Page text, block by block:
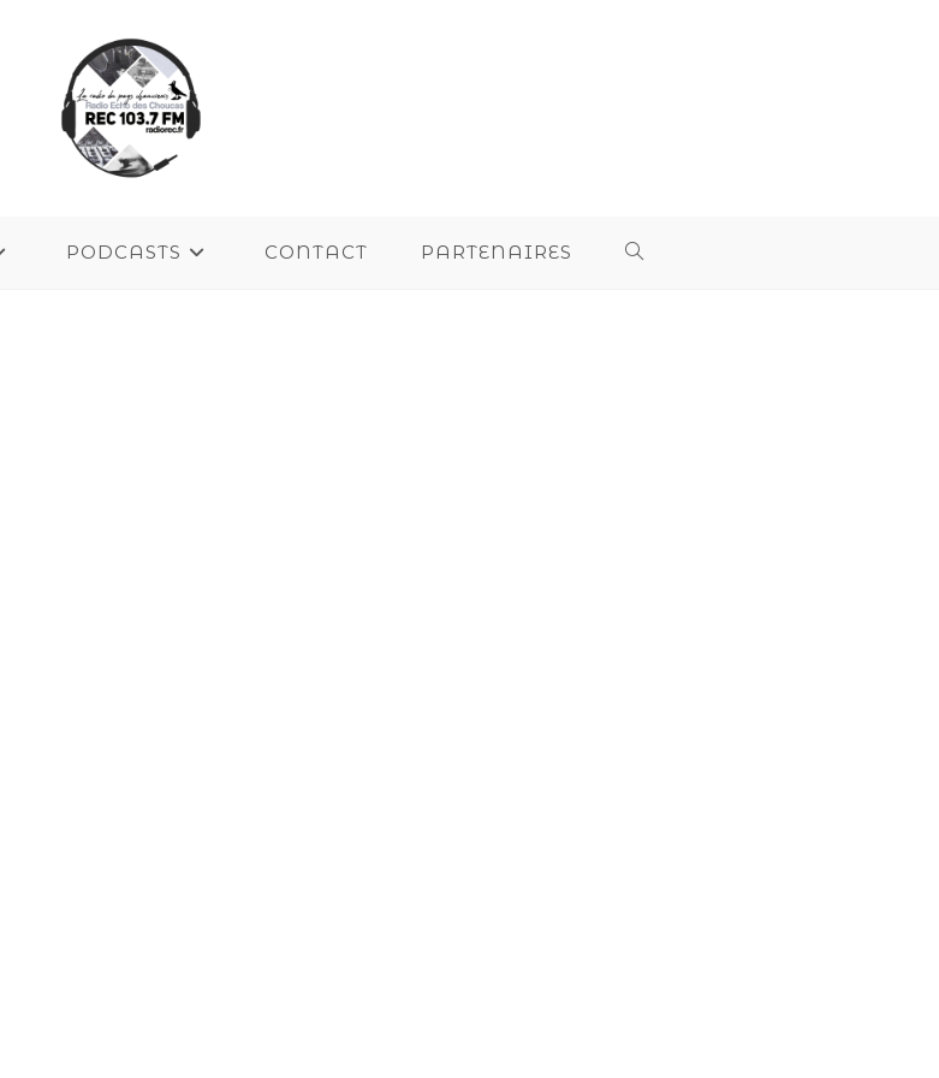
PODCASTS CONTACT PARTENAIRES